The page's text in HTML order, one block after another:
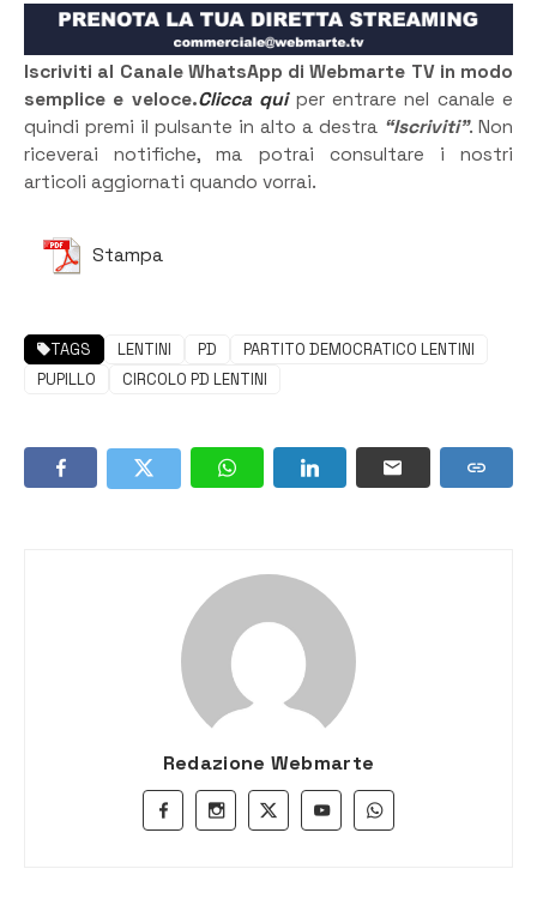
Iscriviti al Canale WhatsApp di Webmarte TV in modo
semplice e veloce.Clicca quiper entrare nel canale e
quindi premi il pulsante in alto a destra “Iscriviti”. Non
riceverai notifiche, ma potrai consultare i nostri
articoli aggiornati quando vorrai.
Stampa
TAGS LENTINI PD
PARTITO DEMOCRATICO LENTINI
PUPILLO
CIRCOLO PD LENTINI
Redazione Webmarte